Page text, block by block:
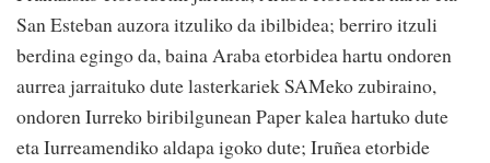
San Esteban auzora itzuliko da ibilbidea; berriro itzuli
berdina egingo da, baina Araba etorbidea hartu ondoren
aurrea jarraituko dute lasterkariek SAMeko zubiraino,
ondoren Iurreko biribilgunean Paper kalea hartuko dute
eta Iurreamendiko aldapa igoko dute; Iruñea etorbide